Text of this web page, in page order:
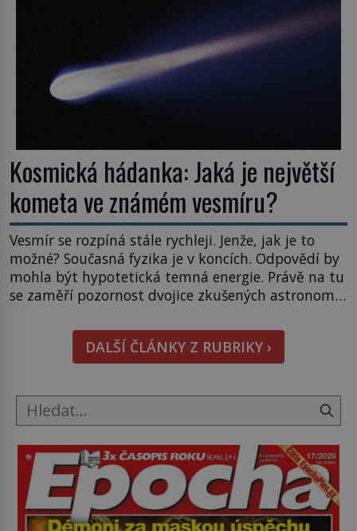
napovídá, kde bychom jednou […]
Kosmická hádanka: Jaká je největší
kometa ve známém vesmíru?
Vesmír se rozpíná stále rychleji. Jenže, jak je to
možné? Současná fyzika je v koncích. Odpovědí by
mohla být hypotetická temná energie. Právě na tu
se zaměří pozornost dvojice zkušených astronomů.
hmatatelnějšího. Naprosto rekordní kometu!
Astronomové Pedro Bernardinelli a Gary Bernstein
mravenčí prací zkoumají archivní snímky v rámci
DALŠÍ ČLÁNKY Z RUBRIKY ›